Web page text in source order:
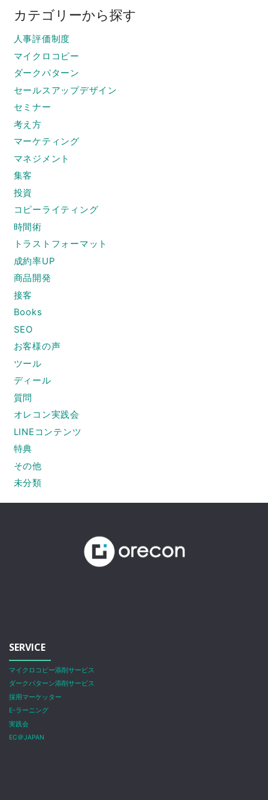
カテゴリーから探す
人事評価制度
マイクロコピー
ダークパターン
セールスアップデザイン
セミナー
考え方
マーケティング
マネジメント
集客
投資
コピーライティング
時間術
トラストフォーマット
成約率UP
商品開発
接客
Books
SEO
お客様の声
ツール
ディール
質問
オレコン実践会
LINEコンテンツ
特典
その他
未分類
SERVICE
マイクロコピー添削サービス
ダークパターン添削サービス
採用マーケッター
E-ラーニング
実践会
EC＠JAPAN